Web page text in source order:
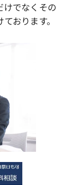
でなくその
おります。